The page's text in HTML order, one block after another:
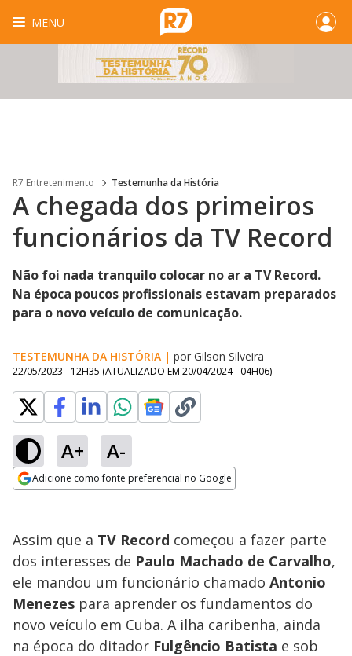
MENU
R7 Entretenimento Testemunha da História
A chegada dos primeiros
funcionários da TV Record
Não foi nada tranquilo colocar no ar a TV Record.
Na época poucos profissionais estavam preparados
para o novo veículo de comunicação.
TESTEMUNHA DA HISTÓRIA | por Gilson Silveira
22/05/2023 - 12H35 (ATUALIZADO EM 20/04/2024 - 04H06)
A+ A-
Adicione como fonte preferencial no Google
Assim que a TV Record começou a fazer parte
dos interesses de Paulo Machado de Carvalho,
ele mandou um funcionário chamado Antonio
Menezes para aprender os fundamentos do
novo veículo em Cuba. A ilha caribenha, ainda
na época do ditador Fulgêncio Batista e sob